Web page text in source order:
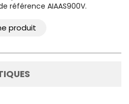
référence AIAAS900V.
produit